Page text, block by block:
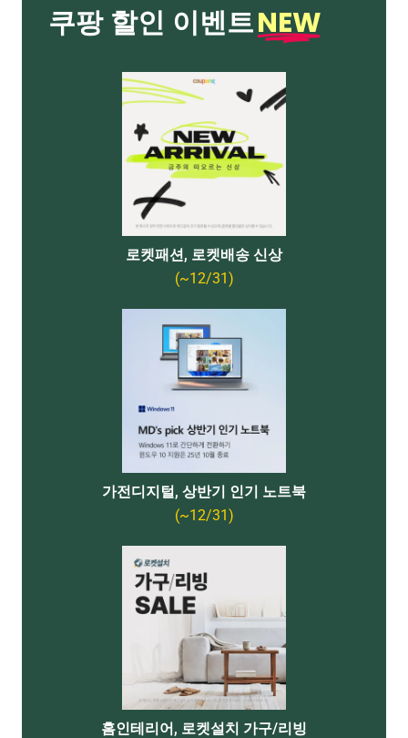
쿠팡 할인 이벤트NEW
로켓패션, 로켓배송 신상
(~12/31)
가전디지털, 상반기 인기 노트북
(~12/31)
홈인테리어, 로켓설치 가구/리빙